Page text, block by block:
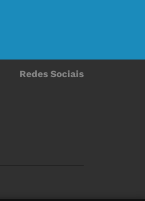
Redes Sociais